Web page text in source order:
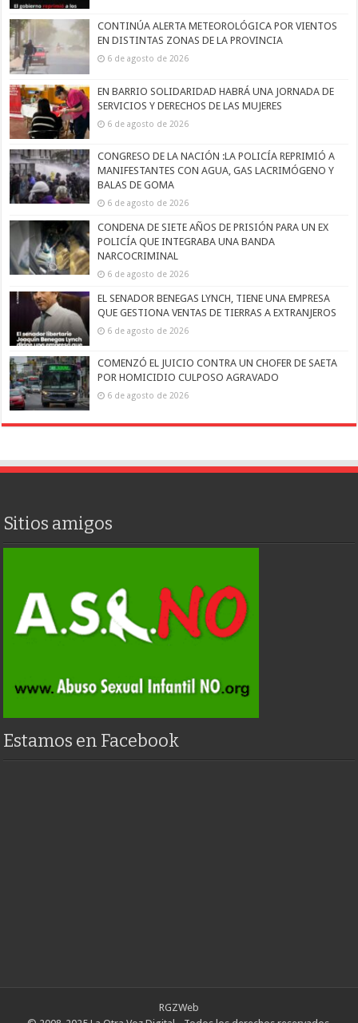
CONTINÚA ALERTA METEOROLÓGICA POR VIENTOS
EN DISTINTAS ZONAS DE LA PROVINCIA
6 de agosto de 2026
EN BARRIO SOLIDARIDAD HABRÁ UNA JORNADA DE
SERVICIOS Y DERECHOS DE LAS MUJERES
6 de agosto de 2026
CONGRESO DE LA NACIÓN :LA POLICÍA REPRIMIÓ A
MANIFESTANTES CON AGUA, GAS LACRIMÓGENO Y
BALAS DE GOMA
6 de agosto de 2026
CONDENA DE SIETE AÑOS DE PRISIÓN PARA UN EX
POLICÍA QUE INTEGRABA UNA BANDA
NARCOCRIMINAL
6 de agosto de 2026
EL SENADOR BENEGAS LYNCH, TIENE UNA EMPRESA
QUE GESTIONA VENTAS DE TIERRAS A EXTRANJEROS
6 de agosto de 2026
COMENZÓ EL JUICIO CONTRA UN CHOFER DE SAETA
POR HOMICIDIO CULPOSO AGRAVADO
6 de agosto de 2026
Sitios amigos
Estamos en Facebook
RGZWeb